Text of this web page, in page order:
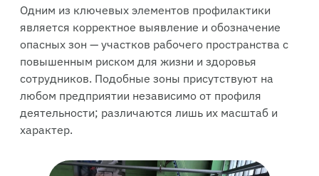
Одним из ключевых элементов профилактики
является корректное выявление и обозначение
опасных зон — участков рабочего пространства с
повышенным риском для жизни и здоровья
сотрудников. Подобные зоны присутствуют на
любом предприятии независимо от профиля
деятельности; различаются лишь их масштаб и
характер.